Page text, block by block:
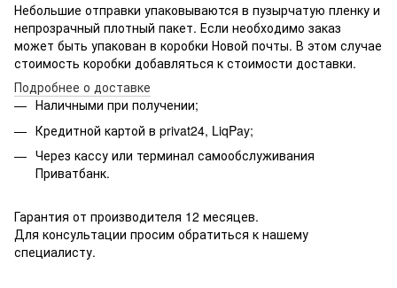
Небольшие отправки упаковываются в пузырчатую пленку и
непрозрачный плотный пакет. Если необходимо заказ
может быть упакован в коробки Новой почты. В этом случае
стоимость коробки добавляться к стоимости доставки.
Подробнее о доставке
Наличными при получении;
Кредитной картой в privat24, LiqPay;
Через кассу или терминал самообслуживания
Приватбанк.
Гарантия от производителя 12 месяцев.
Для консультации просим обратиться к нашему
специалисту.